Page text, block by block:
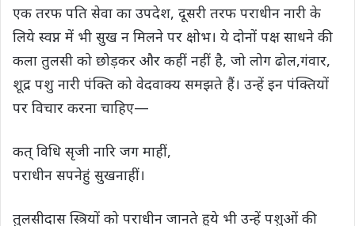
एक तरफ पति सेवा का उपदेश, दूसरी तरफ पराधीन नारी के
लिये स्वप्न में भी सुख न मिलने पर क्षोभ। ये दोनों पक्ष साधने की
कला तुलसी को छोड़कर और कहीं नहीं है, जो लोग ढोल,गंवार,
शूद्र पशु नारी पंक्ति को वेदवाक्य समझते हैं। उन्हें इन पंक्तियों
पर विचार करना चाहिए—
कत् विधि सृजी नारि जग माहीं,
पराधीन सपनेहुं सुखनाहीं।
तुलसीदास स्त्रियों को पराधीन जानते हुये भी उन्हें पशुओं की